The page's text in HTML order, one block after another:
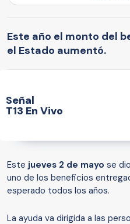
Este año el monto del
el Estado aumentó.
Señal
T13 En Vivo
Este jueves 2 de mayo se
uno de los beneficios
esperado todos los años.
La ayuda va dirigida a las